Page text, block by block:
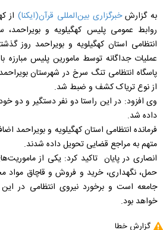
به گزارشخبرگزاری بین‌المللی قرآن(ایکنا)از
روابط عمومی پلیس کهگیلویه و بویراحمد،
انتظامی استان کهگیلویه و بویراحمد روز
عملیات جداگانه توسط مامورین پلیس مبارزه
از نوع تریاک کشف و ضبط شد.
وی افزود: در این راستا دو نفر دستگیر و دو
داده شد.
فرمانده انتظامی استان کهگیلویه و بویراحمد
متهم به مراجع قضایی تحویل داده شدند.
انصاری در پایان تاکید کرد: یکی از
حمل، نگهداری، خرید و فروش و قاچاق مواد
جامعه است و برخورد نیروی انتظامی در
خواهد بود.
گزارش خطا